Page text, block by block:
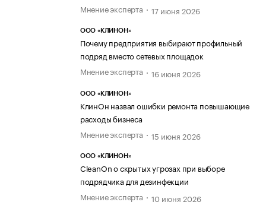
Мнение эксперта
17 июня 2026
ООО «КЛИНОН»
Почему предприятия выбирают профильный
подряд вместо сетевых площадок
Мнение эксперта
16 июня 2026
ООО «КЛИНОН»
КлинОн назвал ошибки ремонта повышающие
расходы бизнеса
Мнение эксперта
15 июня 2026
ООО «КЛИНОН»
CleanOn о скрытых угрозах при выборе
подрядчика для дезинфекции
Мнение эксперта
10 июня 2026